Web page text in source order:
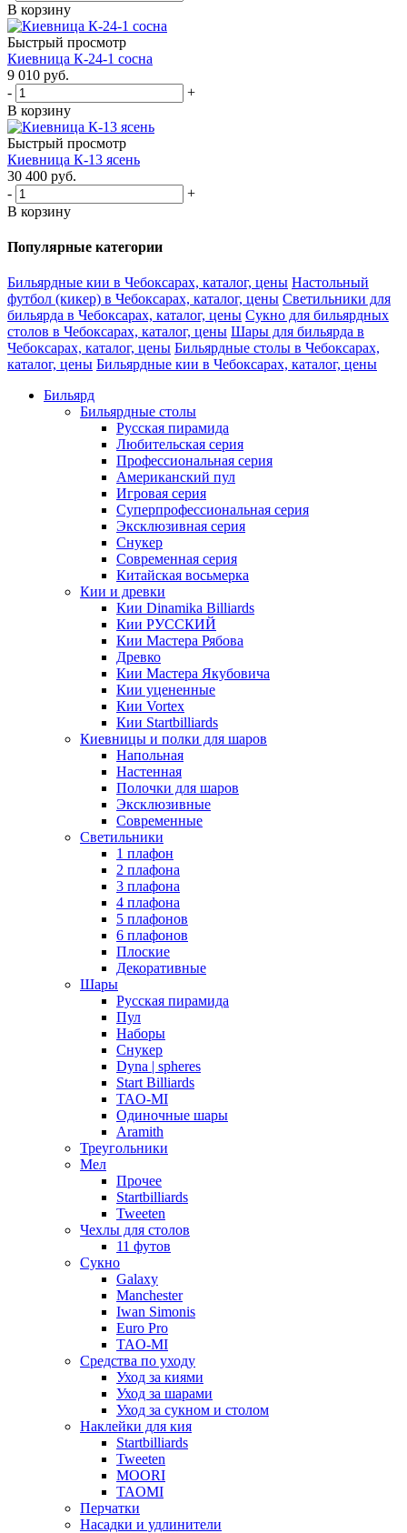
В корзину
Быстрый просмотр
Киевница К-24-1 сосна
9 010 руб.
-
+
В корзину
Быстрый просмотр
Киевница К-13 ясень
30 400 руб.
-
+
В корзину
Популярные категории
Бильярдные кии в Чебоксарах, каталог, цены Настольный
футбол (кикер) в Чебоксарах, каталог, цены Светильники для
бильярда в Чебоксарах, каталог, цены Сукно для бильярдных
столов в Чебоксарах, каталог, цены Шары для бильярда в
Чебоксарах, каталог, цены Бильярдные столы в Чебоксарах,
каталог, цены Бильярдные кии в Чебоксарах, каталог, цены
Бильярд
Бильярдные столы
Русская пирамида
Любительская серия
Профессиональная серия
Американский пул
Игровая серия
Суперпрофессиональная серия
Эксклюзивная серия
Снукер
Современная серия
Китайская восьмерка
Кии и древки
Кии Dinamika Billiards
Кии РУССКИЙ
Кии Мастера Рябова
Древко
Кии Мастера Якубовича
Кии уцененные
Кии Vortex
Кии Startbilliards
Киевницы и полки для шаров
Напольная
Настенная
Полочки для шаров
Эксклюзивные
Современные
Светильники
1 плафон
2 плафона
3 плафона
4 плафона
5 плафонов
6 плафонов
Плоские
Декоративные
Шары
Русская пирамида
Пул
Наборы
Снукер
Dyna | spheres
Start Billiards
TAO-MI
Одиночные шары
Aramith
Треугольники
Мел
Прочее
Startbilliards
Tweeten
Чехлы для столов
11 футов
Сукно
Galaxy
Manchester
Iwan Simonis
Euro Pro
TAO-MI
Средства по уходу
Уход за киями
Уход за шарами
Уход за сукном и столом
Наклейки для кия
Startbilliards
Tweeten
MOORI
TAOMI
Перчатки
Насадки и удлинители